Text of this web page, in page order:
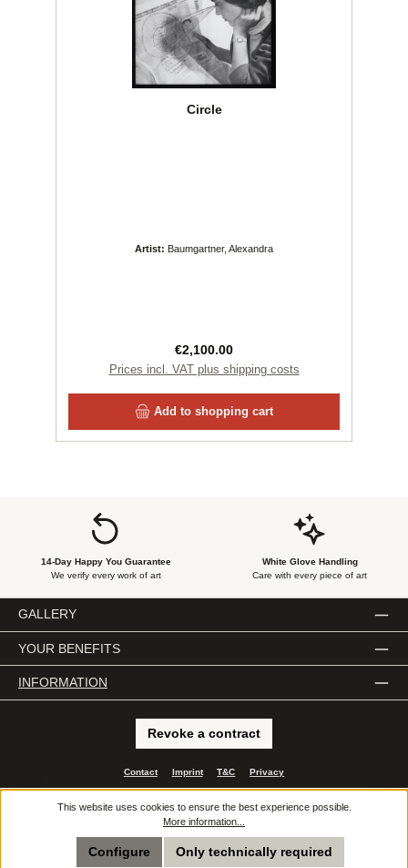
Circle
Artist: Baumgartner, Alexandra
Regular price:
€2,100.00
Prices incl. VAT plus shipping costs
Add to shopping cart
14-Day Happy You Guarantee
We verify every work of art
White Glove Handling
Care with every piece of art
GALLERY
YOUR BENEFITS
INFORMATION
Revoke a contract
Contact Imprint T&C Privacy
All prices incl. VAT plus shipping costs
and possible delivery charges, if not stated
© 2026 e.artis - All Rights Reserved. Theme by
This website uses cookies to ensure the best experience possible.
More information...
Only technically required
Configure